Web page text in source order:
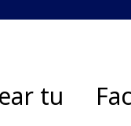
tu